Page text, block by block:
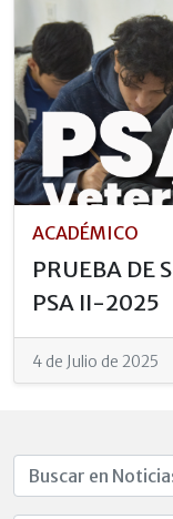
ACADÉMICO
PRUEBA DE
PSA II-2025
4 de Julio de 2025